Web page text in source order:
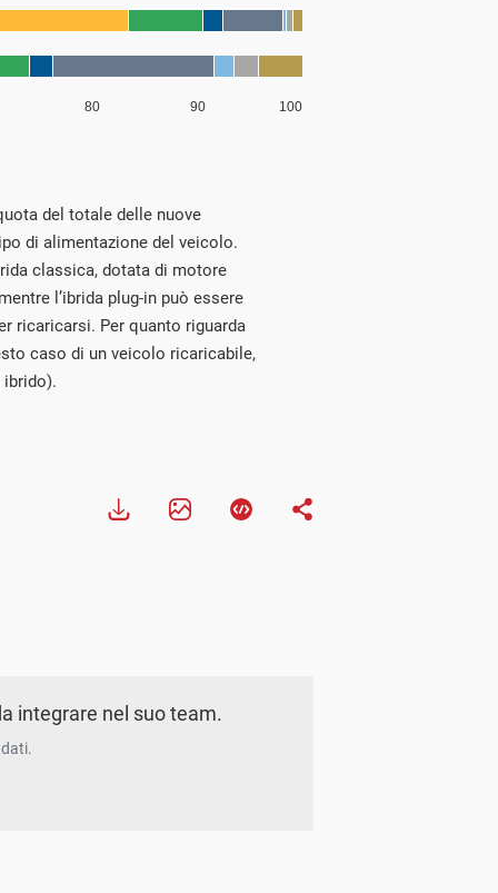
del totale delle nuove
di alimentazione del veicolo.
classica, dotata di motore
l’ibrida plug-in può essere
ricaricarsi. Per quanto riguarda
caso di un veicolo ricaricabile,
integrare nel suo team.